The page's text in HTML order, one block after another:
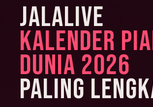
JALALIVE
KALENDER
DUNIA 2026
PALING